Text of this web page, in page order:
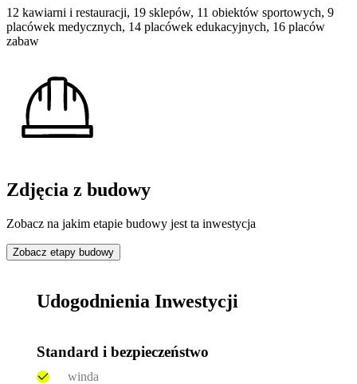
12 kawiarni i restauracji, 19 sklepów, 11 obiektów sportowych, 9
placówek medycznych, 14 placówek edukacyjnych, 16 placów
zabaw
Zdjęcia z budowy
Zobacz na jakim etapie budowy jest ta inwestycja
Zobacz etapy budowy
Udogodnienia Inwestycji
Standard i bezpieczeństwo
winda